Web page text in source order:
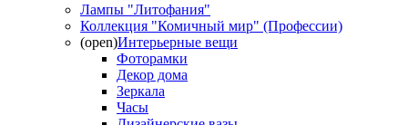
Лампы "Литофания"
Коллекция "Комичный мир" (Профессии)
(open)Интерьерные вещи
Фоторамки
Декор дома
Зеркала
Часы